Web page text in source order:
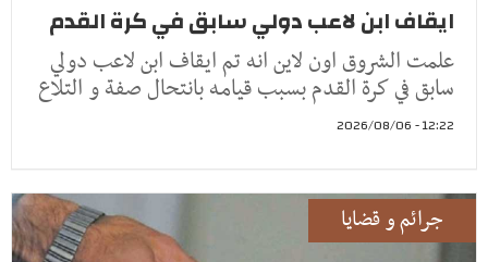
ايقاف ابن لاعب دولي سابق في كرة القدم
علمت الشروق اون لاين انه تم ايقاف ابن لاعب دولي
سابق في كرة القدم بسبب قيامه بانتحال صفة و التلاع
12:22 - 2026/08/06
جرائم و قضايا